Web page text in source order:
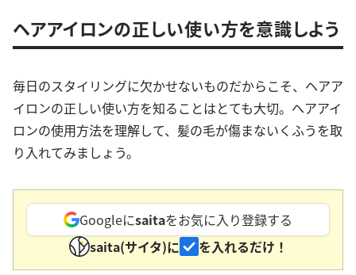
ヘアアイロンの正しい使い方を意識しよう
毎日のスタイリングに欠かせないものだからこそ、ヘアア
イロンの正しい使い方を知ることはとても大切。ヘアアイ
ロンの使用方法を理解して、髪の毛が傷まないくふうを取
り入れてみましょう。
Googleにsaitaをお気に入り登録する
saita(サイタ)に
を入れるだけ！